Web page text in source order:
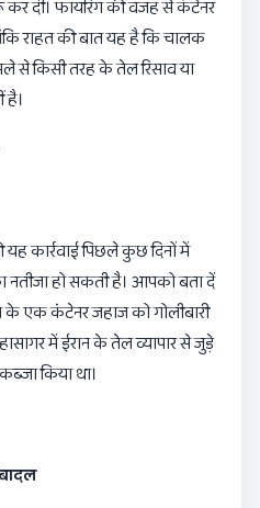
कर दी। फायरिंग की वजह से कंटेनर
राहत की बात यह है कि चालक
से किसी तरह के तेल रिसाव या
है।
यह कार्रवाई पिछले कुछ दिनों में
नतीजा हो सकती है। आपको बता दें
के एक कंटेनर जहाज को गोलीबारी
में ईरान के तेल व्यापार से जुड़े
किया था।